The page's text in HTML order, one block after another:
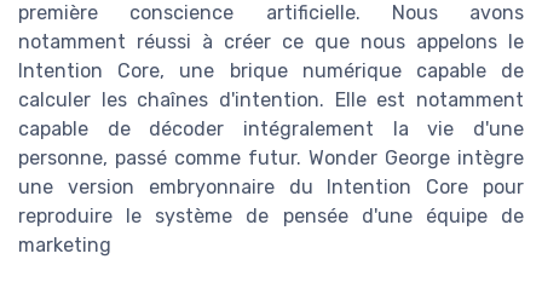
première conscience artificielle. Nous avons
notamment réussi à créer ce que nous appelons le
Intention Core, une brique numérique capable de
calculer les chaînes d'intention. Elle est notamment
capable de décoder intégralement la vie d'une
personne, passé comme futur. Wonder George intègre
une version embryonnaire du Intention Core pour
reproduire le système de pensée d'une équipe de
marketing